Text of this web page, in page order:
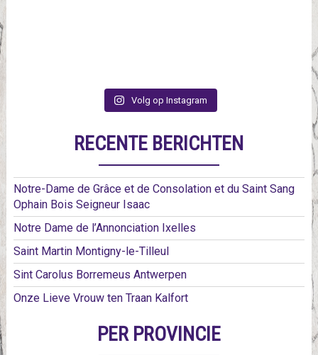
Volg op Instagram
RECENTE BERICHTEN
Notre-Dame de Grâce et de Consolation et du Saint Sang
Ophain Bois Seigneur Isaac
Notre Dame de l’Annonciation Ixelles
Saint Martin Montigny-le-Tilleul
Sint Carolus Borremeus Antwerpen
Onze Lieve Vrouw ten Traan Kalfort
PER PROVINCIE